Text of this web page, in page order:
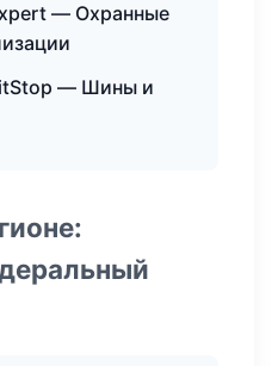
— Охранные
— Шины и